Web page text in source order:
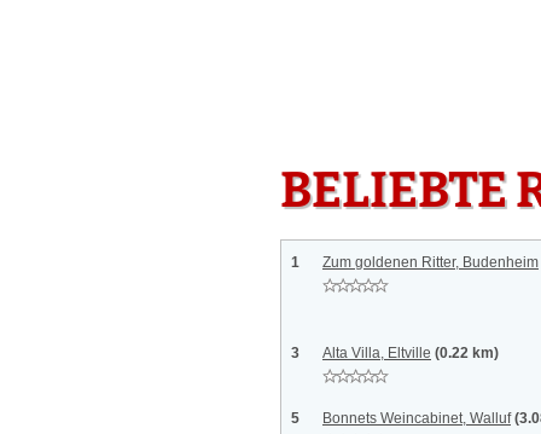
BELIEBTE
1 Zum goldenen Ritter, Budenheim
3 Alta Villa, Eltville (0.22 km)
5 Bonnets Weincabinet, Walluf